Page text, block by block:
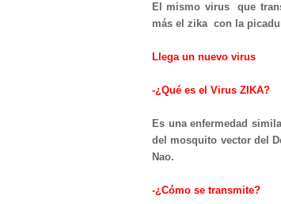
El mismo virus que
más el zika con la
Llega un nuevo virus
-¿Qué es el Virus ZIKA?
Es una enfermedad
del mosquito vector del
Nao.
-¿Cómo se transmite?